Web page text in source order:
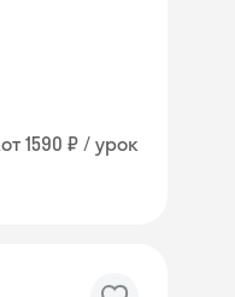
от 1590 ₽ / урок